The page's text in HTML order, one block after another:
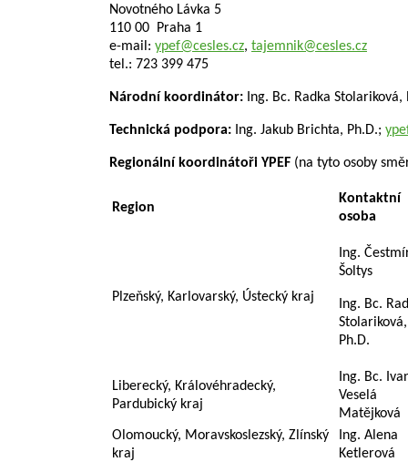
Novotného Lávka 5
110 00 Praha 1
e-mail: ypef@cesles.cz, tajemnik@cesles.cz
tel.: 723 399 475
Národní koordinátor: Ing. Bc. Radka
Technická podpora: Ing. Jakub Brichta, Ph.D.;
Regionální koordinátoři YPEF (na tyto osoby
Region
Kontaktní
osoba
Plzeňský, Karlovarský, Ústecký kraj
Ing.
Šoltys
Ing. Bc.
Stolariková,
Ph.D.
Liberecký, Královéhradecký,
Pardubický kraj
Ing. Bc.
Veselá
Matějková
Olomoucký, Moravskoslezský, Zlínský
kraj
Ing. Alena
Ketlerová